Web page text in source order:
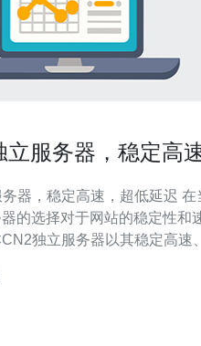
立服务器，稳定高
，稳定高速，超低延迟 在当前互
的选择对于网站的稳定性和
独立服务器以其稳定高速